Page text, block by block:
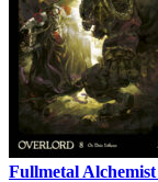
Fullmetal